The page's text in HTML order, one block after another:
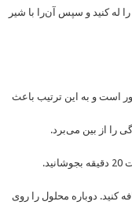
له کنید و سپس آن‌را با شیر
است و به این ترتیب باعث
را از بین می‌برد.